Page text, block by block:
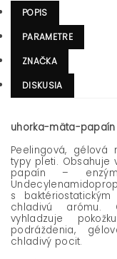
POPIS
PARAMETRE
ZNAČKA
DISKUSIA
uhorka-mäta-papaín
Peelingová, gélová
typy pleti. Obsahuje
papaín –
s
chladivú arómu.
vyhladzuje
podráždenia,
chladivý pocit.